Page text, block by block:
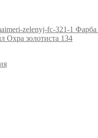
Фарба
Охра золотиста 134